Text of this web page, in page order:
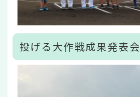
投げる大作戦成果発表会